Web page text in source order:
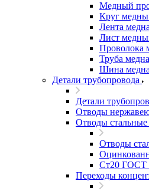
Медный
Круг
Лента
Лист
Проволока
Труба
Шина
Детали трубопровода
Детали
Отводы
Отводы стальные
Отводы
Ст20 ГОСТ
Переходы